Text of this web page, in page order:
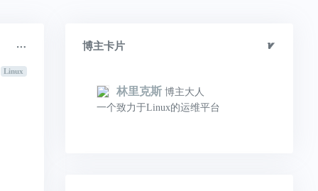
Linux
博主卡片
林里克斯 博主大人
一个致力于Linux的运维平台